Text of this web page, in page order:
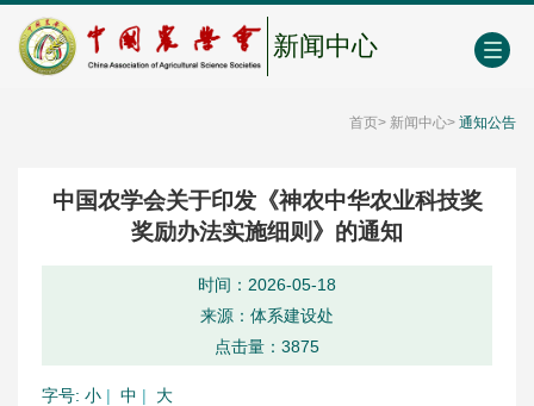
新闻中心
中国农业农村人才网 中心学会门户网
首页> 新闻中心> 通知公告
中国农学会关于印发《神农中华农业科技奖
奖励办法实施细则》的通知
时间：2026-05-18
来源：体系建设处
点击量： 3875
字号: 小 | 中 | 大